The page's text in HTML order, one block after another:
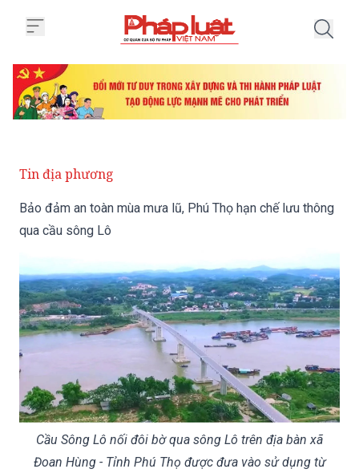
Tin địa phương
Bảo đảm an toàn mùa mưa lũ, Phú Thọ hạn chế lưu thông
qua cầu sông Lô
Cầu Sông Lô nối đôi bờ qua sông Lô trên địa bàn xã
Đoan Hùng - Tỉnh Phú Thọ được đưa vào sử dụng từ